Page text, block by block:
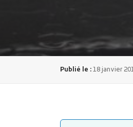
Publié le :18 janvier